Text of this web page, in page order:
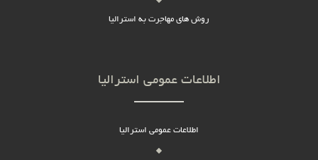
روش های مهاجرت به استرالیا
اطلاعات عمومی استرالیا
اطلاعات عمومی استرالیا